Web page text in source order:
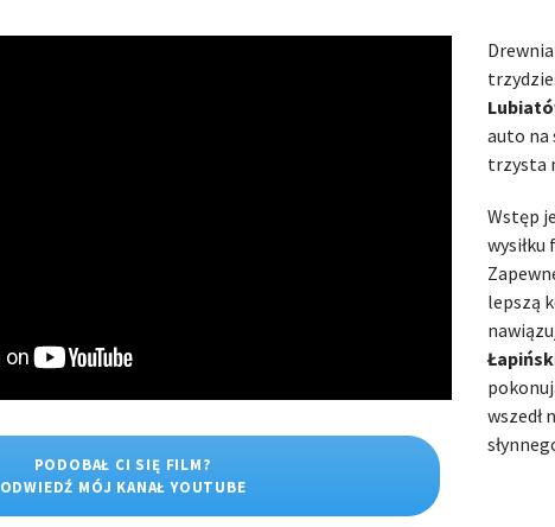
PODOBAŁ CI SIĘ FILM?
ODWIEDŹ MÓJ KANAŁ YOUTUBE
auto na
trzysta
Wstęp
lepszą
wszedł